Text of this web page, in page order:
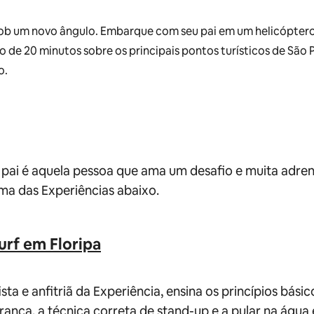
um novo ângulo. Embarque com seu pai em um
de 20 minutos sobre os principais pontos turísticos de São
é aquela pessoa que ama um desafio e muita
das Experiências abaixo.
em Floripa
e anfitriã da Experiência, ensina os princípios